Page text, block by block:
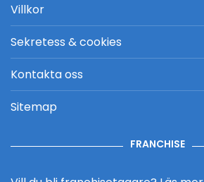
Villkor
Sekretess & cookies
Kontakta oss
Sitemap
FRANCHISE